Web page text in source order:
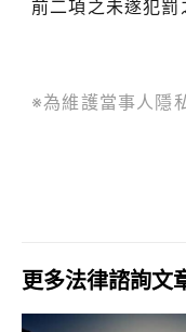
前二項之未遂犯罰
※為維護當事人隱
更多法律諮詢文